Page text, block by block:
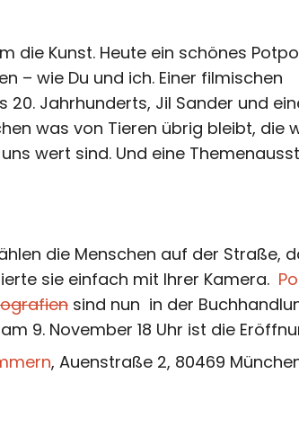
die Kunst. Heute ein schönes
– wie Du und ich. Einer filmischen
20. Jahrhunderts, Jil Sander und
was von Tieren übrig bleibt, die
wert sind. Und eine
die Menschen auf der Straße,
sie einfach mit Ihrer Kamera.
sind nun in der
9. November 18 Uhr ist die
, Auenstraße 2, 80469